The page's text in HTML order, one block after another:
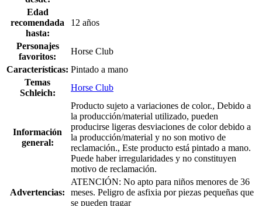
Edad
recomendada
hasta:
12 años
Personajes
favoritos:
Horse Club
Características: Pintado a mano
Temas
Schleich:
Horse Club
Información
general:
Producto sujeto a variaciones de color., Debido a
la producción/material utilizado, pueden
producirse ligeras desviaciones de color debido a
la producción/material y no son motivo de
reclamación., Este producto está pintado a mano.
Puede haber irregularidades y no constituyen
motivo de reclamación.
Advertencias:
ATENCIÓN: No apto para niños menores de 36
meses. Peligro de asfixia por piezas pequeñas que
se pueden tragar